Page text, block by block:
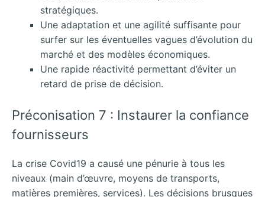
stratégiques.
Une adaptation et une agilité suffisante pour
surfer sur les éventuelles vagues d’évolution du
marché et des modèles économiques.
Une rapide réactivité permettant d’éviter un
retard de prise de décision.
Préconisation 7 : Instaurer la confiance
fournisseurs
La crise Covid19 a causé une pénurie à tous les
niveaux (main d’œuvre, moyens de transports,
matières premières, services). Les décisions brusques